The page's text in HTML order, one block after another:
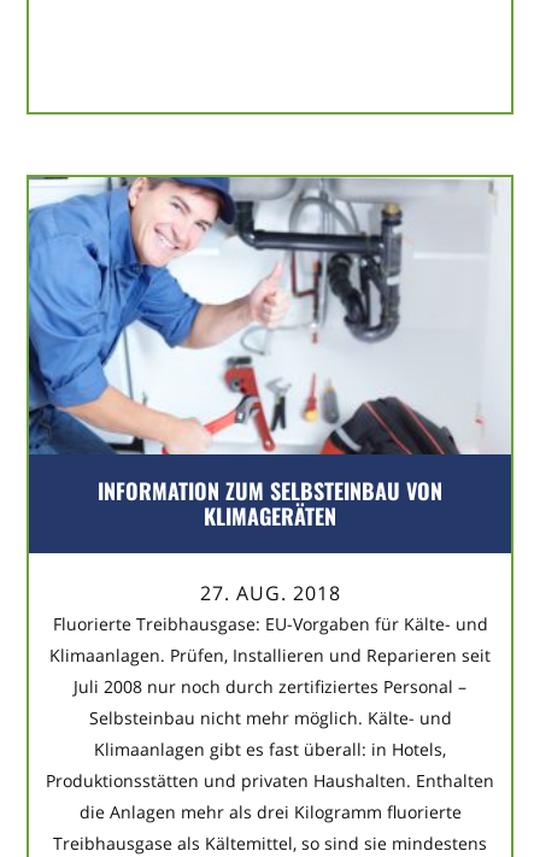
INFORMATION ZUM SELBSTEINBAU VON
KLIMAGERÄTEN
27. AUG. 2018
Fluorierte Treibhausgase: EU-Vorgaben für Kälte- und
Klimaanlagen. Prüfen, Installieren und Reparieren seit
Juli 2008 nur noch durch zertifiziertes Personal –
Selbsteinbau nicht mehr möglich. Kälte- und
Klimaanlagen gibt es fast überall: in Hotels,
Produktionsstätten und privaten Haushalten. Enthalten
die Anlagen mehr als drei Kilogramm fluorierte
Treibhausgase als Kältemittel, so sind sie mindestens